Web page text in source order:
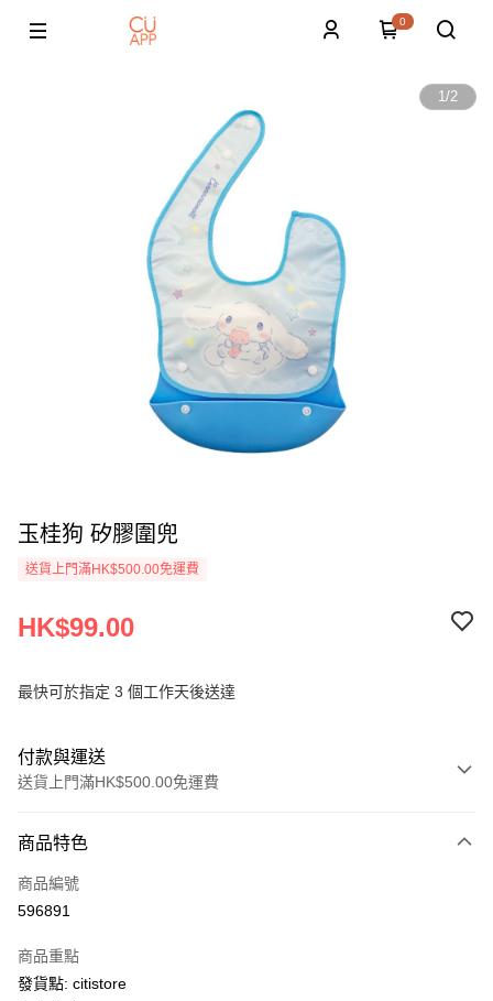
0
1/2
玉桂狗 矽膠圍兜
送貨上門滿HK$500.00免運費
HK$99.00
最快可於指定 3 個工作天後送達
付款與運送
送貨上門滿HK$500.00免運費
信用卡
AlipayHK
WeChat Pay
商品特色
商品編號
596891
商品重點
發貨點: citistore